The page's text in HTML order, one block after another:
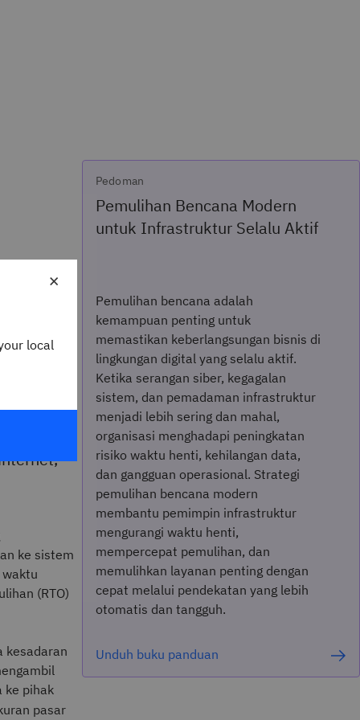
ketiga
ke sistem
(RTO)
kesadaran
ke pihak
pasar
Pedoman
Pemulihan Bencana Modern
untuk Infrastruktur Selalu Aktif
Pemulihan bencana adalah
kemampuan penting untuk
memastikan keberlangsungan bisnis di
lingkungan digital yang selalu aktif.
Ketika serangan siber, kegagalan
sistem, dan pemadaman infrastruktur
menjadi lebih sering dan mahal,
organisasi menghadapi peningkatan
risiko waktu henti, kehilangan data,
dan gangguan operasional. Strategi
pemulihan bencana modern
membantu pemimpin infrastruktur
mengurangi waktu henti,
mempercepat pemulihan, dan
memulihkan layanan penting dengan
cepat melalui pendekatan yang lebih
otomatis dan tangguh.
Unduh buku panduan
×
local